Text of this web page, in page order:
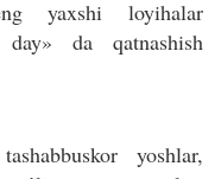
yaxshi loyihalar
da qatnashish
yoshlar,